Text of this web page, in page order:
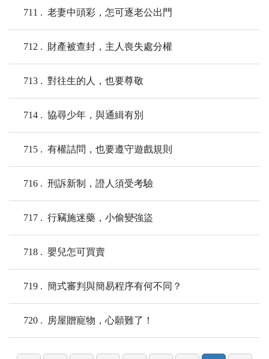
711 老妻中頭彩，怎可逐老公出門
712 財產被查封，主人喪失處分權
713 對往生的人，也要尊敬
714 協尋少年，與通緝有別
715 有權詰問，也要遵守遊戲規則
716 刑訴新制，證人須受考驗
717 行竊施迷藥，小偷變強盜
718 嬰兒怎可買賣
719 簡式審判與簡易程序有何不同？
720 房屋贈寵物，心願難了！